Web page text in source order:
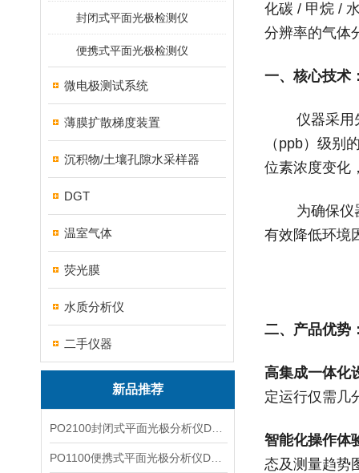
封闭式平面光极检测仪
便携式平面光极检测仪
微电极测试系统
薄膜扩散梯度装置
沉积物/土壤孔隙水采样器
DGT
温室气体
荧光膜
水质分析仪
二手仪器
新品推荐
化碳 / 甲烷 /
分辨率的气体
一、核心技术
仪器采用
（ppb）级别
位素浓度变化
为确保仪
有效降低环境
二、产品优势
高集成一体化
定运行仅需几
智能化操作体
态及测量趋势